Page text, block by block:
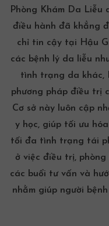
Phòng Khám Da Liễu
điều hành đã khẳng
chỉ tin cậy tại Hậu
các bệnh lý da liễu
tình trạng da khác,
phương pháp điều trị
Cơ sở này luôn cập
y học, giúp tối ưu
tối đa tình trạng tái
ở việc điều trị,
các buổi tư vấn và
nhằm giúp người